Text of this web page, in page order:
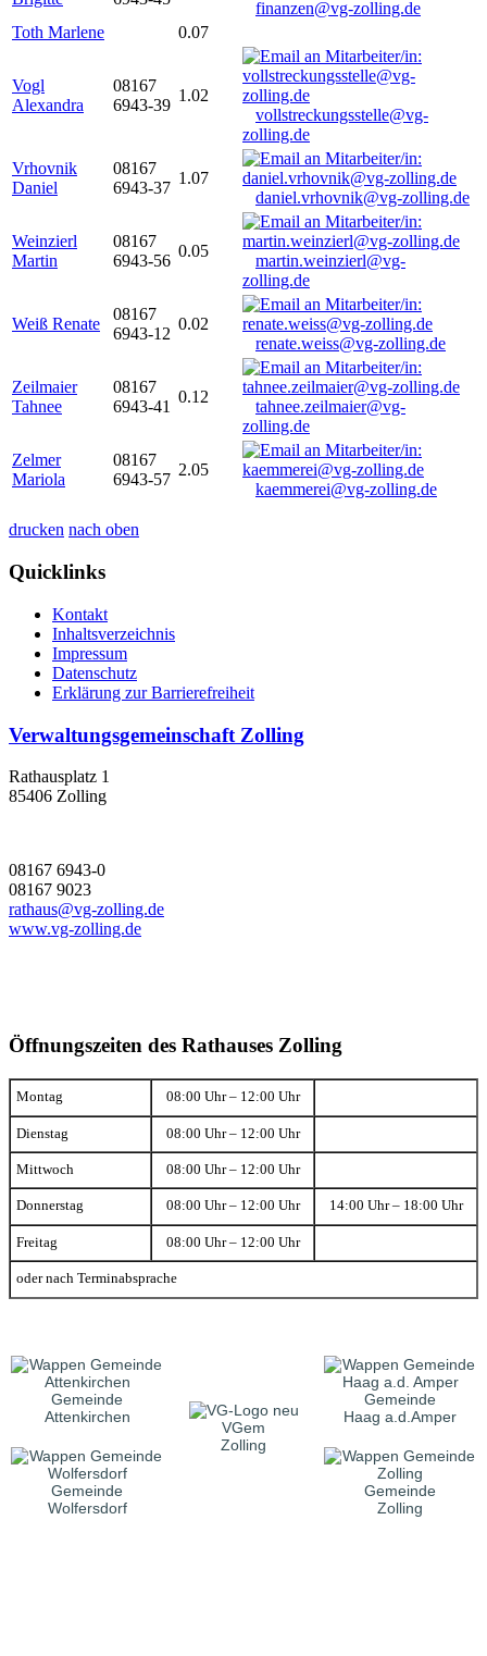
finanzen@vg-zolling.de
Toth Marlene
0.07
Vogl
Alexandra
08167
6943-39
1.02
vollstreckungsstelle@vg-
zolling.de
Vrhovnik
Daniel
08167
6943-37
1.07
daniel.vrhovnik@vg-zolling.de
Weinzierl
Martin
08167
6943-56
0.05
martin.weinzierl@vg-
zolling.de
Weiß Renate
08167
6943-12
0.02
renate.weiss@vg-zolling.de
Zeilmaier
Tahnee
08167
6943-41
0.12
tahnee.zeilmaier@vg-
zolling.de
Zelmer
Mariola
08167
6943-57
2.05
kaemmerei@vg-zolling.de
drucken nach oben
Quicklinks
Kontakt
Inhaltsverzeichnis
Impressum
Datenschutz
Erklärung zur Barrierefreiheit
Verwaltungsgemeinschaft Zolling
Rathausplatz 1
85406 Zolling
08167 6943-0
08167 9023
rathaus@vg-zolling.de
www.vg-zolling.de
Öffnungszeiten des Rathauses Zolling
Montag 08:00 Uhr – 12:00 Uhr
Dienstag 08:00 Uhr – 12:00 Uhr
Mittwoch 08:00 Uhr – 12:00 Uhr
Donnerstag 08:00 Uhr – 12:00 Uhr 14:00 Uhr – 18:00 Uhr
Freitag 08:00 Uhr – 12:00 Uhr
oder nach Terminabsprache
Gemeinde
Attenkirchen
VGem
Zolling
Gemeinde
Haag a.d.Amper
Gemeinde
Wolfersdorf
Gemeinde
Zolling